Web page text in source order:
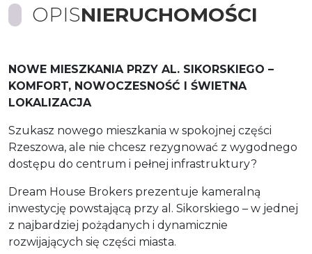
OPISNIERUCHOMOŚCI
NOWE MIESZKANIA PRZY AL. SIKORSKIEGO –
KOMFORT, NOWOCZESNOŚĆ I ŚWIETNA
LOKALIZACJA
Szukasz nowego mieszkania w spokojnej części
Rzeszowa, ale nie chcesz rezygnować z wygodnego
dostępu do centrum i pełnej infrastruktury?
Dream House Brokers prezentuje kameralną
inwestycję powstającą przy al. Sikorskiego – w jednej
z najbardziej pożądanych i dynamicznie
rozwijających się części miasta.